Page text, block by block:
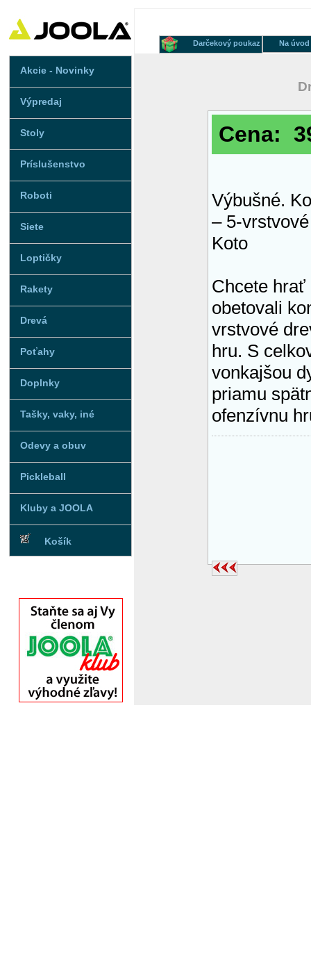
Akcie - Novinky
Výpredaj
Stoly
Príslušenstvo
Roboti
Siete
Loptičky
Rakety
Drevá
Poťahy
Doplnky
Tašky, vaky, iné
Odevy a obuv
Pickleball
Kluby a JOOLA
Košík
Na úvod
Darčekový poukaz
Cena:
Výbušné.
– 5-
Koto
Chcete hrať
obetovali
vrstvové
hru. S
vonkajšou
priamu
ofenzívnu